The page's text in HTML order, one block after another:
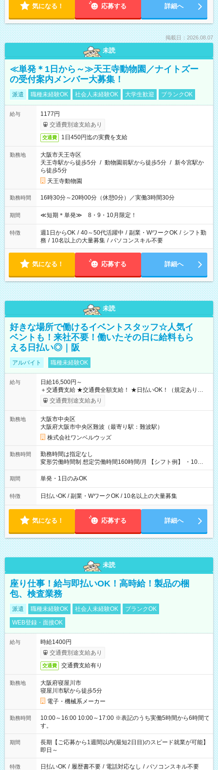
気になる！ 応募する 詳細へ
掲載日：2026.08.07
未読
≪単発＊1日から～≫天王寺動物園／ナイトズー
の受付案内メンバー大募集！
派遣 職種未経験OK 社会人未経験OK 大学生歓迎 ブランクOK
給与
1177円
交通費別途支給あり
交通費 1日450円迄の実費を支給
勤務地
大阪市天王寺区
天王寺駅から徒歩5分 / 動物園前駅から徒歩5分 / 新今宮駅か
ら徒歩5分
天王寺動物園
勤務時間 16時30分～20時00分（休憩0分）／実働3時間30分
期間 ≪短期＊単発≫ 8・9・10月限定！
特徴 週1日からOK / 40～50代活躍中 / 副業・WワークOK / シフト勤
務 / 10名以上の大量募集 / パソコンスキル不要
気になる！ 応募する 詳細へ
未読
好きな場所で働けるイベントスタッフ☆人気イ
ベントも！来社不要！働いたその日に給料もら
える日払い◎｜阪
アルバイト 職種未経験OK
給与
日給16,500円～
＋交通費支給 ★交通費全額支給！ ★日払いOK！（規定あり） ┗
働いたその日に現金GET♪ お仕事後はコンビニATMから 日払
交通費別途支給あり
勤務地
大阪市中央区
大阪府大阪市中央区難波（最寄り駅：難波駅）
株式会社ワンベルウッズ
勤務時間
勤務時間は指定なし
変形労働時間制 想定労働時間160時間/月 【シフト例】 ・10：
00～20：00
期間 単発・1日のみOK
特徴 日払いOK / 副業・WワークOK / 10名以上の大量募集
気になる！ 応募する 詳細へ
未読
座り仕事！給与即払いOK！高時給！製品の梱
包、検査業務
派遣 職種未経験OK 社会人未経験OK
ブランクOK
WEB登録・面接OK
給与
時給1400円
交通費別途支給あり
交通費 交通費支給有り
勤務地
大阪府寝屋川市
寝屋川市駅から徒歩5分
電子・機械系メーカー
勤務時間
10:00～16:00 10:00～17:00 ※表記のうち実働5時間から6時間で
す。
期間
長期【ご応募から1週間以内(最短2日目)のスピード就業が可能】
即日～
特徴 日払いOK / 履歴書不要 / 電話対応なし / パソコンスキル不要